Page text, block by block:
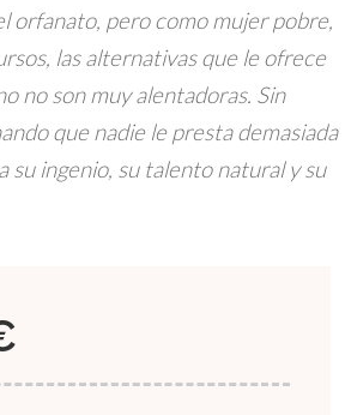
orfanato, pero como mujer pobre,
las alternativas que le ofrece
no son muy alentadoras. Sin
que nadie le presta demasiada
su ingenio, su talento natural y su